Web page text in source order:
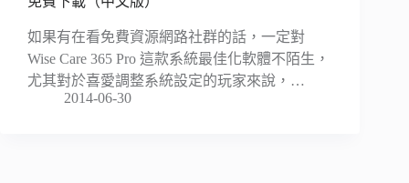
如果有在看免費資源網路社群的話，一定對
Wise Care 365 Pro 這款系統最佳化軟體不陌生，
尤其對於喜愛調整系統設定的玩家來說，…
2014-06-30